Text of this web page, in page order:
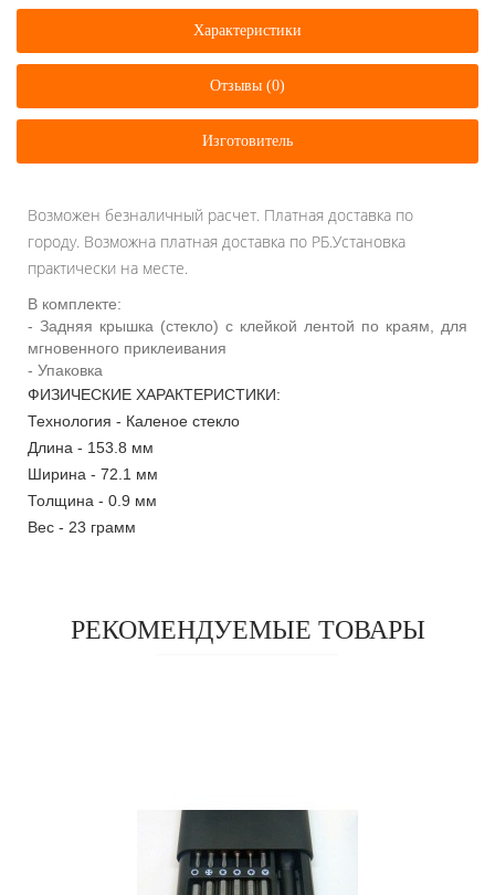
Характеристики
Отзывы (0)
Изготовитель
Возможен безналичный расчет. Платная доставка по
городу. Возможна платная доставка по РБ.Установка
практически на месте.
В комплекте:
- Задняя крышка (стекло) c клейкой лентой по краям, для
мгновенного приклеивания
- Упаковка
ФИЗИЧЕСКИЕ ХАРАКТЕРИСТИКИ:
Технология - Каленое стекло
Длина - 153.8 мм
Ширина - 72.1 мм
Толщина - 0.9 мм
Вес - 23 грамм
РЕКОМЕНДУЕМЫЕ ТОВАРЫ